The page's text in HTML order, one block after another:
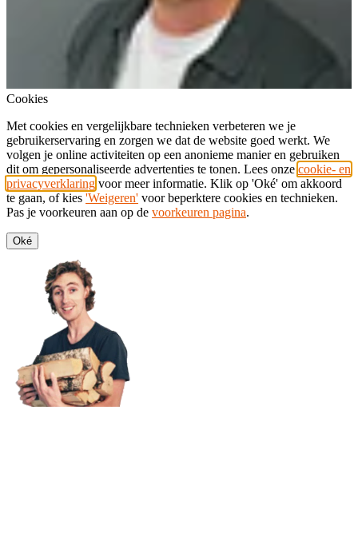
Cookies
Met cookies en vergelijkbare technieken verbeteren we je
gebruikerservaring en zorgen we dat de website goed werkt. We
volgen je online activiteiten op een anonieme manier en gebruiken
dit om gepersonaliseerde advertenties te tonen. Lees onze cookie- en
privacyverklaring voor meer informatie. Klik op 'Oké' om akkoord
te gaan, of kies 'Weigeren' voor beperktere cookies en technieken.
Pas je voorkeuren aan op de voorkeuren pagina.
Oké